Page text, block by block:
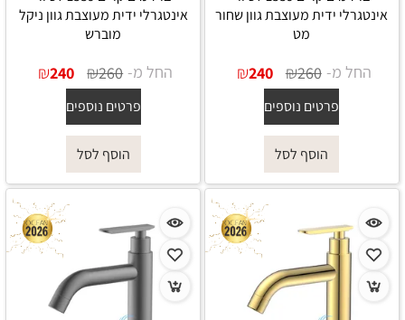
אינטגרלי ידית מעוצבת גוון שחור
מט
החל מ- ₪260
₪240
פרטים נוספים
הוסף לסל
אינטגרלי ידית מעוצבת גוון ניקל
מוברש
החל מ- ₪260
₪240
פרטים נוספים
הוסף לסל